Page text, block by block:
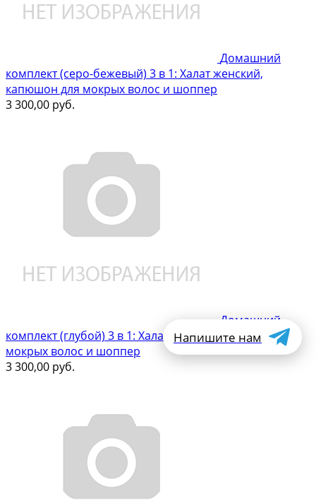
Домашний
комплект (серо-бежевый) 3 в 1: Халат женский,
капюшон для мокрых волос и шоппер
3 300,00 руб.
Домашний
комплект (глубой) 3 в 1: Халат женский, капюшон для
мокрых волос и шоппер
3 300,00 руб.
Напишите нам